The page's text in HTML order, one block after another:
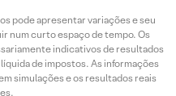
pode apresentar variações e seu
num curto espaço de tempo. Os
indicativos de resultados
de impostos. As informações
simulações e os resultados reais